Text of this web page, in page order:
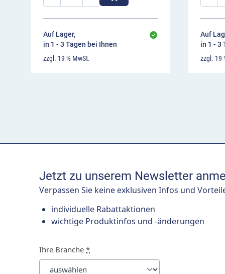
Auf Lager,
in 1 - 3 Tagen bei Ihnen
zzgl. 19 % MwSt.
Auf
in 1 - 3
zzgl. 19
Jetzt zu unserem Newsletter
Verpassen Sie keine exklusiven Infos und
individuelle Rabattaktionen
wichtige Produktinfos und -änderungen
Ihre Branche *